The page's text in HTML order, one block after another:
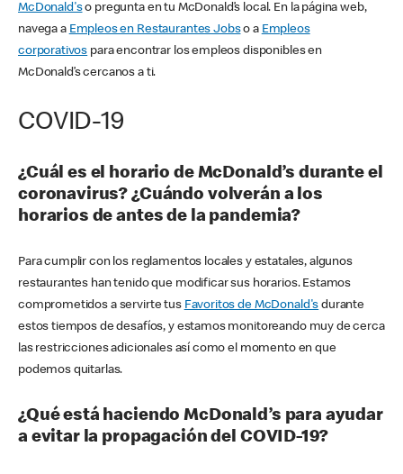
McDonald'so pregunta en tu McDonald’s local. En la página web,
navega a Empleos en Restaurantes Jobso a Empleos
corporativos para encontrar los empleos disponibles en
McDonald’s cercanos a ti.
COVID-19
¿Cuál es el horario de McDonald’s durante el
coronavirus? ¿Cuándo volverán a los
horarios de antes de la pandemia?
Para cumplir con los reglamentos locales y estatales, algunos
restaurantes han tenido que modificar sus horarios. Estamos
comprometidos a servirte tus Favoritos de McDonald's durante
estos tiempos de desafíos, y estamos monitoreando muy de cerca
las restricciones adicionales así como el momento en que
podemos quitarlas.
¿Qué está haciendo McDonald’s para ayudar
a evitar la propagación del COVID-19?